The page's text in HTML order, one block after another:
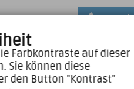
Nach
E-
Farbkontraste auf dieser
Sie können diese
den Button "Kontrast"